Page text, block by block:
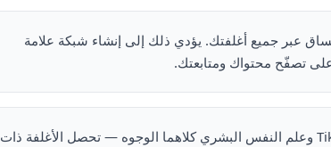
عبر جميع أغلفتك. يؤدي ذلك إلى إنشاء شبكة علامة
تصفّح محتواك ومتابعتك.
أدرج وجهك في الغلاف كلما أمكن. تفضّل خوارزمية TikTok وعلم النفس البشري كلاهما الوجوه — تحصل الأغلفة ذات